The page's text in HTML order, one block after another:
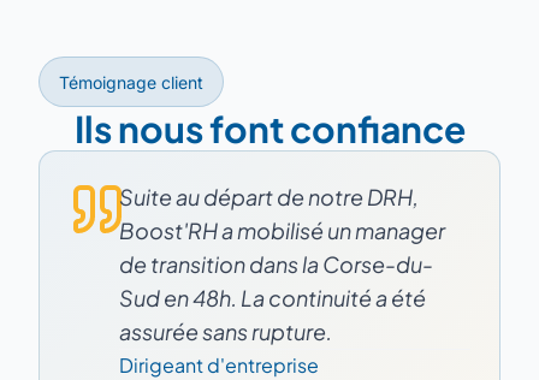
Témoignage client
Ils nous font confiance
Suite au départ de notre DRH,
Boost'RH a mobilisé un manager
de transition dans la Corse-du-
Sud en 48h. La continuité a été
assurée sans rupture.
Dirigeant d'entreprise